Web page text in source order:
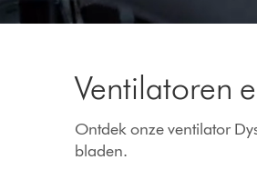
Ventilatoren
Ontdek onze ventilator
bladen.